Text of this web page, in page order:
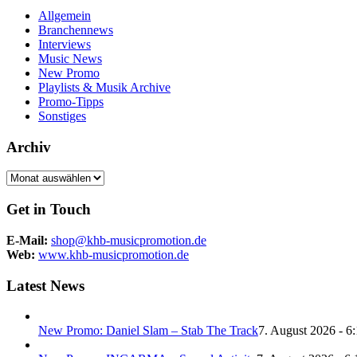
Allgemein
Branchennews
Interviews
Music News
New Promo
Playlists & Musik Archive
Promo-Tipps
Sonstiges
Archiv
Archiv
Get in Touch
E-Mail: shop@khb-musicpromotion.de
Web: www.khb-musicpromotion.de
Latest News
New Promo: Daniel Slam – Stab The Track7. August 2026 -